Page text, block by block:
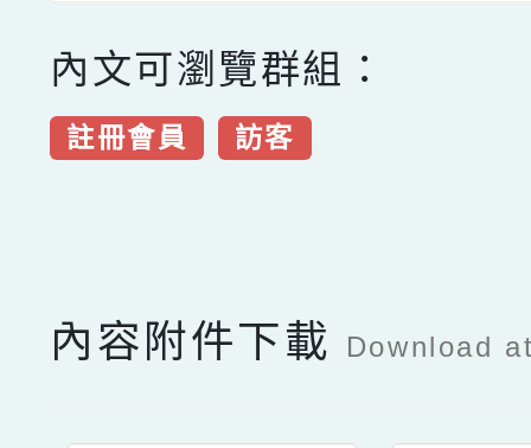
內文可瀏覽群組：
註冊會員 訪客
內容附件下載 Download